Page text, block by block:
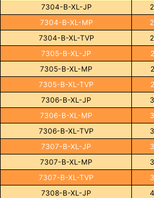
7304-B-XL-JP
7304-B-XL-MP
7304-B-XL-TVP
7305-B-XL-JP
7305-B-XL-MP
7305-B-XL-TVP
7306-B-XL-JP
7306-B-XL-MP
7306-B-XL-TVP
7307-B-XL-JP
7307-B-XL-MP
7307-B-XL-TVP
7308-B-XL-JP